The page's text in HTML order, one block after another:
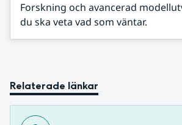
Forskning och avancerad
du ska veta vad som väntar.
Relaterade länkar